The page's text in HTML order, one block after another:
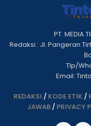
PT. MEDIA
Redaksi : Jl. Pangeran
Tlp/
Email:
REDAKSI / KODE ETIK /
JAWAB/ PRIVACY